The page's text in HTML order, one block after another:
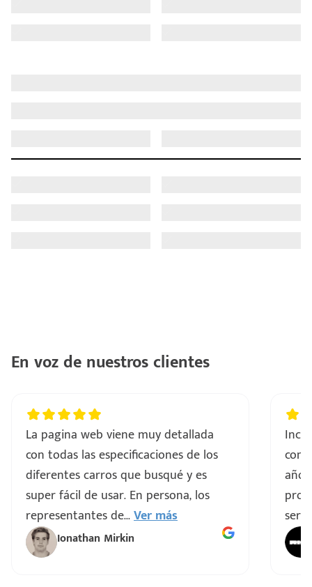
En voz de nuestros clientes
La pagina web viene muy detallada
con todas las especificaciones de los
diferentes carros que busqué y es
super fácil de usar. En persona, los
representantes de...Ver más
Ionathan Mirkin